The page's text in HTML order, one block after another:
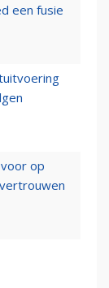
een fusie
op